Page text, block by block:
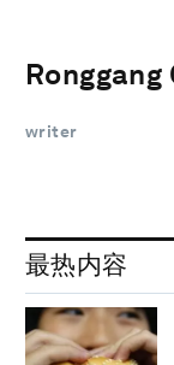
Ronggang
writer
最热内容